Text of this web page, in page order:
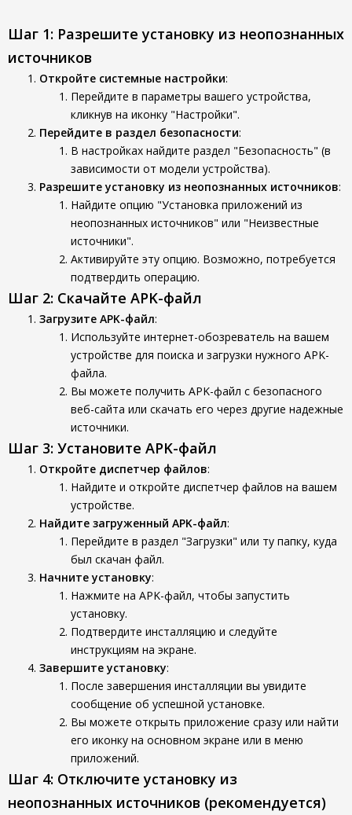
Шаг 1: Разрешите установку из неопознанных
источников
Откройте системные настройки:
Перейдите в параметры вашего устройства,
кликнув на иконку "Настройки".
Перейдите в раздел безопасности:
В настройках найдите раздел "Безопасность" (в
зависимости от модели устройства).
Разрешите установку из неопознанных источников:
Найдите опцию "Установка приложений из
неопознанных источников" или "Неизвестные
источники".
Активируйте эту опцию. Возможно, потребуется
подтвердить операцию.
Шаг 2: Скачайте APK-файл
Загрузите APK-файл:
Используйте интернет-обозреватель на вашем
устройстве для поиска и загрузки нужного APK-
файла.
Вы можете получить APK-файл с безопасного
веб-сайта или скачать его через другие надежные
источники.
Шаг 3: Установите APK-файл
Откройте диспетчер файлов:
Найдите и откройте диспетчер файлов на вашем
устройстве.
Найдите загруженный APK-файл:
Перейдите в раздел "Загрузки" или ту папку, куда
был скачан файл.
Начните установку:
Нажмите на APK-файл, чтобы запустить
установку.
Подтвердите инсталляцию и следуйте
инструкциям на экране.
Завершите установку:
После завершения инсталляции вы увидите
сообщение об успешной установке.
Вы можете открыть приложение сразу или найти
его иконку на основном экране или в меню
приложений.
Шаг 4: Отключите установку из
неопознанных источников (рекомендуется)